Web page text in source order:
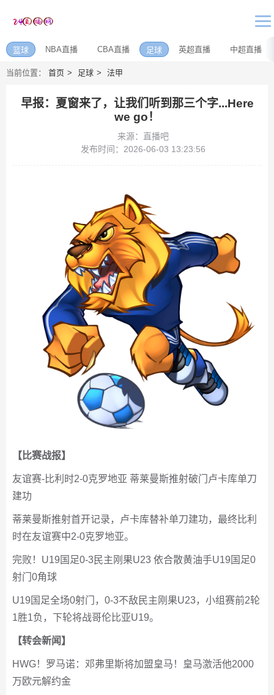
篮球 NBA直播 CBA直播 足球 英超直播 中超直播
当前位置： 首页 足球 法甲
早报：夏窗来了，让我们听到那三个字...Here
we go！
来源：直播吧
发布时间：2026-06-03 13:23:56
【比赛战报】
友谊赛-比利时2-0克罗地亚 蒂莱曼斯推射破门卢卡库单刀
建功
蒂莱曼斯推射首开记录，卢卡库替补单刀建功，最终比利
时在友谊赛中2-0克罗地亚。
完败！U19国足0-3民主刚果U23 依合散黄油手U19国足0
射门0角球
U19国足全场0射门，0-3不敌民主刚果U23，小组赛前2轮
1胜1负，下轮将战哥伦比亚U19。
【转会新闻】
HWG！罗马诺：邓弗里斯将加盟皇马！皇马激活他2000
万欧元解约金